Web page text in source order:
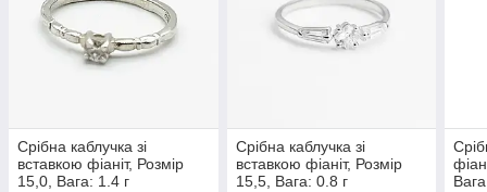
Срібна каблучка зі
вставкою фіаніт, Розмір
15,0, Вага: 1.4 г
Срібна каблучка зі
вставкою фіаніт, Розмір
15,5, Вага: 0.8 г